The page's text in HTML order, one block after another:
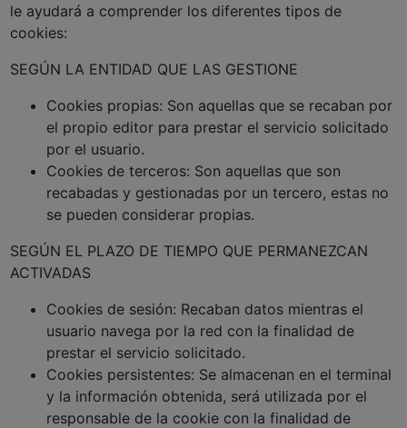
le ayudará a comprender los diferentes tipos de
cookies:
SEGÚN LA ENTIDAD QUE LAS GESTIONE
Cookies propias: Son aquellas que se recaban por
el propio editor para prestar el servicio solicitado
por el usuario.
Cookies de terceros: Son aquellas que son
recabadas y gestionadas por un tercero, estas no
se pueden considerar propias.
SEGÚN EL PLAZO DE TIEMPO QUE PERMANEZCAN
ACTIVADAS
Cookies de sesión: Recaban datos mientras el
usuario navega por la red con la finalidad de
prestar el servicio solicitado.
Cookies persistentes: Se almacenan en el terminal
y la información obtenida, será utilizada por el
responsable de la cookie con la finalidad de